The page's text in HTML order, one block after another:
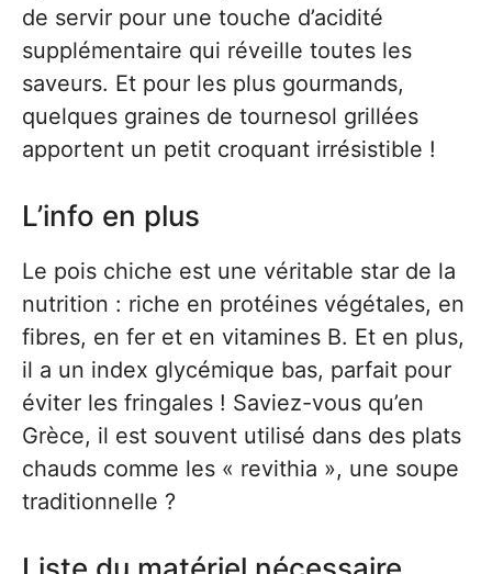
de servir pour une touche d’acidité
supplémentaire qui réveille toutes les
saveurs. Et pour les plus gourmands,
quelques graines de tournesol grillées
apportent un petit croquant irrésistible !
L’info en plus
Le pois chiche est une véritable star de la
nutrition : riche en protéines végétales, en
fibres, en fer et en vitamines B. Et en plus,
il a un index glycémique bas, parfait pour
éviter les fringales ! Saviez-vous qu’en
Grèce, il est souvent utilisé dans des plats
chauds comme les « revithia », une soupe
traditionnelle ?